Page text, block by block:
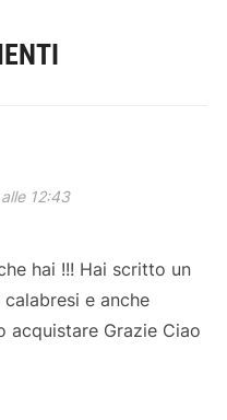
12:43
hai !!! Hai scritto un
e anche
acquistare Grazie Ciao